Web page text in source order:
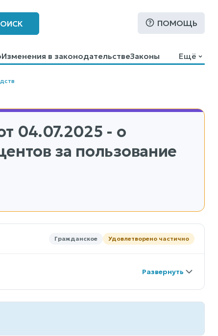
ПОМОЩЬ
Изменения в законодательствеЗаконы
Ещё
04.07.2025 - о
за пользование
Гражданское Удовлетворено частично